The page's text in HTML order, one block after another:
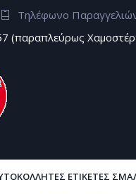
Τηλέφωνο
(παραπλεύρως
ΕΤΙΚΈΤΕΣ